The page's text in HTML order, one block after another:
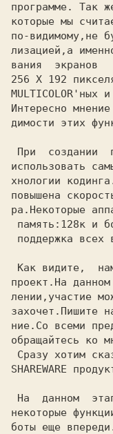
программе. Так
которые мы
по-видимому,не
лизацией,а
вания  экранов
256 X 192
MULTICOLOR'ных
Интересно
димости этих
использовать
хнологии
повышена
ра.Некоторые
проект.На
лении,участие
захочет.Пишите
ние.Со всеми
обращайтесь ко
SHAREWARE
некоторые
боты еще